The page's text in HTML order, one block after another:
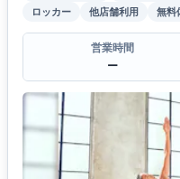
ロッカー
他店舗利用 無料
営業時間
ー